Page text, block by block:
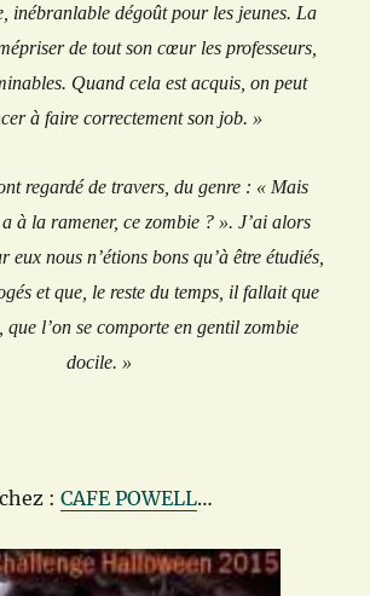
inébranlable dégoût pour les jeunes. La
de tout son cœur les professeurs,
Quand cela est acquis, on peut
à faire correctement son job. »
regardé de travers, du genre : « Mais
a à la ramener, ce zombie ? ». J’ai alors
eux nous n’étions bons qu’à être étudiés,
et que, le reste du temps, il fallait que
que l’on se comporte en gentil zombie
docile. »
:CAFE POWELL…